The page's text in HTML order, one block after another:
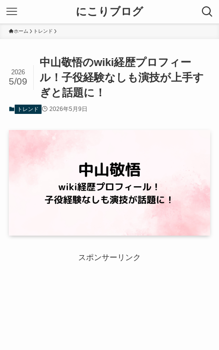
にこりブログ
ホーム トレンド
中山敬悟のwiki経歴プロフィー
ル！子役経験なしも演技が上手す
ぎと話題に！
2026
5/09
トレンド 2026年5月9日
スポンサーリンク